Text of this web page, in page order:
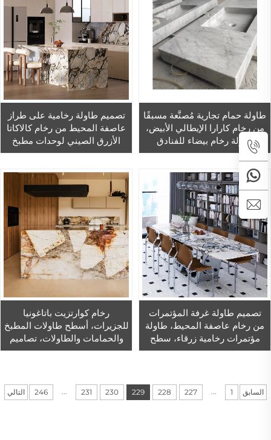
طاولة حمام تجارية مُصنَّعة مسبقًا
من رخام كارارا الإيطالي الأبيض،
طاولة رخام بيضاء للفنادق
تصميم طاولة رخامية على طراز
عاصفة المحيط من رخام كالاكاتا
الأزرق الصيني لوحدات مطبخ
الجزر ووحدات الحمام
تصميم طاولة غرفة المؤتمرات
من رخام عاصفة المحيط، طاولة
مؤتمرات رخامية زرقاء، سطح
عمل رخامي
رخام كوارتزيت باتاغونيا
للجزيرات، أسطح طاولات المطبخ
والحمامات والطاولات، تصاميم
عصرية للأسطح من الكوارتزيت
السابق 1
...
227
228
229
230
231
...
246 التالي